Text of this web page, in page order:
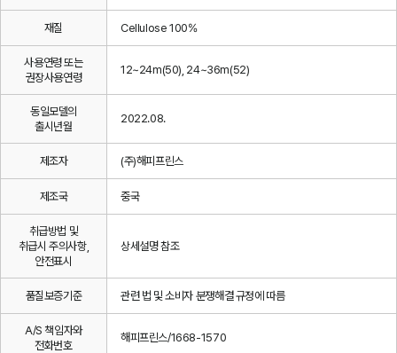
재질 Cellulose 100%
사용연령 또는
권장사용연령
12~24m(50), 24~36m(52)
동일모델의
출시년월
2022.08.
제조자 (주)해피프린스
제조국 중국
취급방법 및
취급시 주의사항,
안전표시
상세설명 참조
품질보증기준 관련 법 및 소비자 분쟁해결 규정에 따름
A/S 책임자와
전화번호
해피프린스/1668-1570